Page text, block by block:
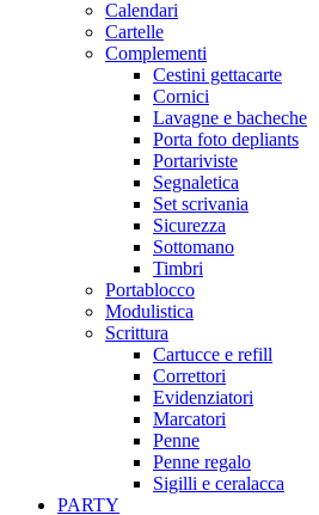
Calendari
Cartelle
Complementi
Cestini gettacarte
Cornici
Lavagne e bacheche
Porta foto depliants
Portariviste
Segnaletica
Set scrivania
Sicurezza
Sottomano
Timbri
Portablocco
Modulistica
Scrittura
Cartucce e refill
Correttori
Evidenziatori
Marcatori
Penne
Penne regalo
Sigilli e ceralacca
PARTY